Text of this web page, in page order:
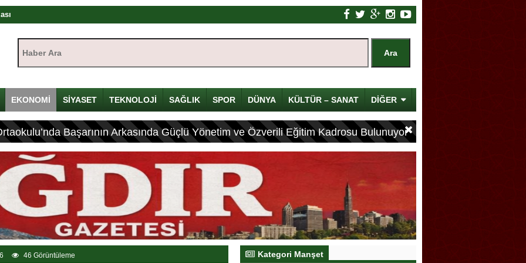
Iğdır’da başlıyor
Mirası
4 Yaralı
EKONOMİ SİYASET TEKNOLOJİ SAĞLIK SPOR DÜNYA KÜLTÜR – SANAT DİĞER
Başarının Arkasında Güçlü Yönetim ve Özverili Eğitim Kadrosu Bulunuyor
46 Görüntüleme Kategori Manşet